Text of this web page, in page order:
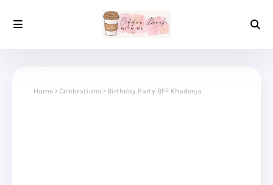
Home Celebrations Birthday Party BFF Khadeeja